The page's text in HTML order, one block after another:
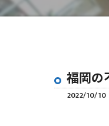
福岡の
2022/10/10